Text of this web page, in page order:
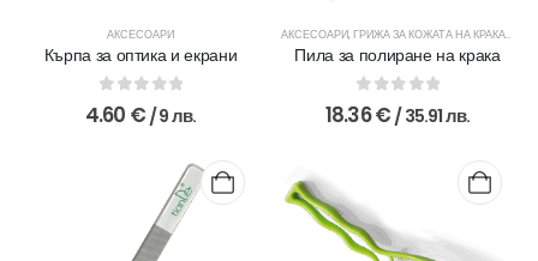
АКСЕСОАРИ
Кърпа за оптика и екрани
0out of 5
4.60 € / 9 лв.
АКСЕСОАРИ,ГРИЖА ЗА КОЖАТА НА КРАКАТА
Пила за полиране на крака
0out of 5
18.36€ / 35.91 лв.